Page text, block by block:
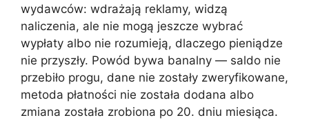
wydawców: wdrażają reklamy, widzą
naliczenia, ale nie mogą jeszcze wybrać
wypłaty albo nie rozumieją, dlaczego pieniądze
nie przyszły. Powód bywa banalny — saldo nie
przebiło progu, dane nie zostały zweryfikowane,
metoda płatności nie została dodana albo
zmiana została zrobiona po 20. dniu miesiąca.